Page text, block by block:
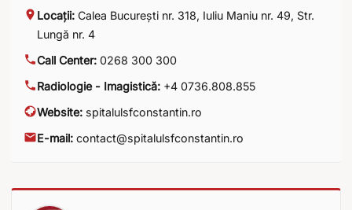
Locații: Calea București nr. 318, Iuliu Maniu nr. 49, Str.
Lungă nr. 4
Call Center: 0268 300 300
Radiologie - Imagistică: +4 0736.808.855
Website: spitalulsfconstantin.ro
E-mail: contact@spitalulsfconstantin.ro